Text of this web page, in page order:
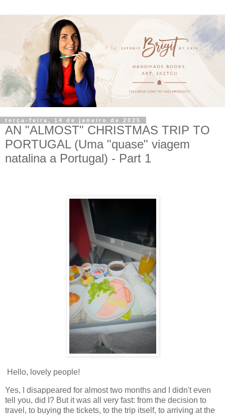
terça-feira, 14 de janeiro de 2025
AN "ALMOST" CHRISTMAS TRIP TO
PORTUGAL (Uma "quase" viagem
natalina a Portugal) - Part 1
Hello, lovely people!
Yes, I disappeared for almost two months and I didn't even
tell you, did I? But it was all very fast: from the decision to
travel, to buying the tickets, to the trip itself, to arriving at the